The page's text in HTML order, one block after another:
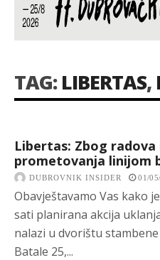
TAG:LIBERTAS,
Libertas: Zbog
prometovanja linijom
DUBROVNIK INSIDER 01/
Obavještavamo Vas kako
sati planirana akcija
nalazi u dvorištu
Batale 25,...